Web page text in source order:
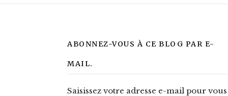
ABONNEZ-VOUS À CE BLOG PAR E-
MAIL.
Saisissez votre adresse e-mail pour vous